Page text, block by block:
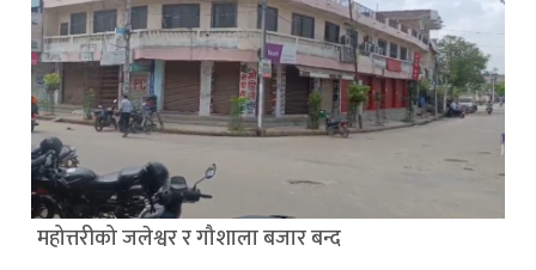
महोत्तरीको जलेश्वर र गौशाला बजार बन्द